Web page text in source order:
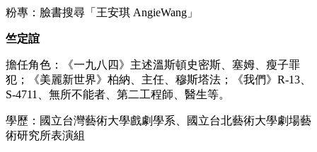
粉專：臉書搜尋「王安琪 AngieWang」
竺定誼
擔任角色：《一九八四》主述溫斯頓史密斯、塞姆、瘦子罪
犯；《美麗新世界》柏納、主任、穆斯塔法；《我們》R-13、
S-4711、無所不能者、第二工程師、醫生等。
學歷：國立台灣藝術大學戲劇學系、國立台北藝術大學劇場藝
術研究所表演組